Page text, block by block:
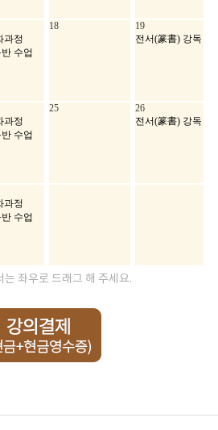
과정
수업
18
19
전서(篆書) 강독
과정
수업
25
26
전서(篆書) 강독
과정
수업
는 좌우로 드래그 해 주세요.